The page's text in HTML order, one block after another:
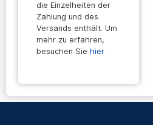
die Einzelheiten der
Zahlung und des
Versands enthält. Um
mehr zu erfahren,
besuchen Sie hier